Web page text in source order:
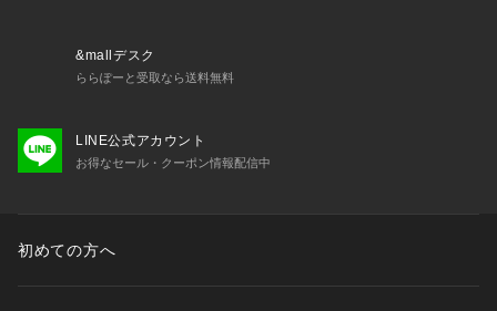
&mallデスク
ららぽーと受取なら送料無料
LINE公式アカウント
お得なセール・クーポン情報配信中
初めての方へ